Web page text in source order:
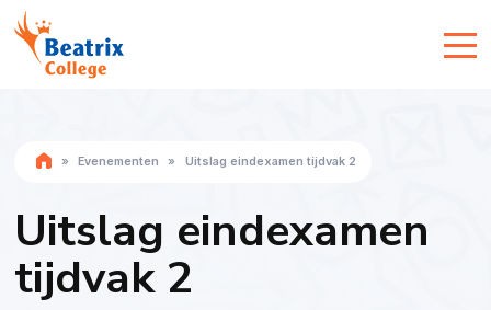
» Evenementen » Uitslag eindexamen tijdvak 2
Uitslag eindexamen
tijdvak 2